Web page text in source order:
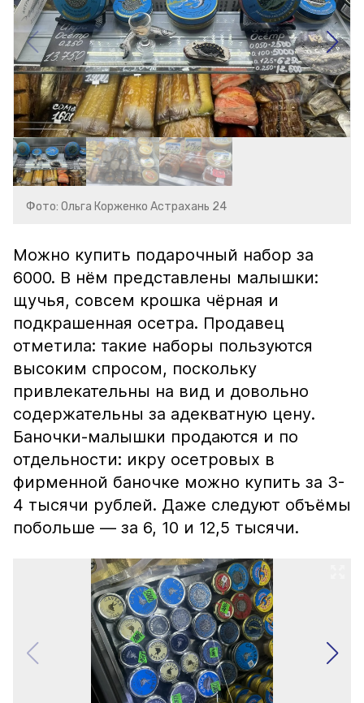
Фото: Ольга Корженко Астрахань 24
Можно купить подарочный набор за
6000. В нём представлены малышки:
щучья, совсем крошка чёрная и
подкрашенная осетра. Продавец
отметила: такие наборы пользуются
высоким спросом, поскольку
привлекательны на вид и довольно
содержательны за адекватную цену.
Баночки-малышки продаются и по
отдельности: икру осетровых в
фирменной баночке можно купить за 3-
4 тысячи рублей. Даже следуют объёмы
побольше — за 6, 10 и 12,5 тысячи.